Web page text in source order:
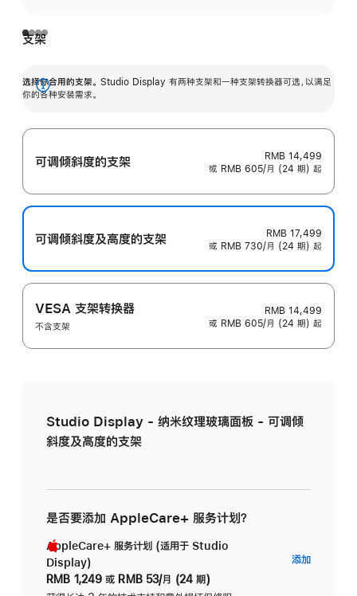
支架
选择你合用的支架。 Studio Display 有两种支架和一种支架转换器可选，以满足
你的各种安装需求。
展
可调倾斜度的支架
RMB 14,499
或 RMB 605/月 (24 期) 起
可调倾斜度及高‍度的支‍架
RMB 17,499
或 RMB 730/月 (24 期) 起
VESA 支架转换器
不含支架
RMB 14,499
或 RMB 605/月 (24 期) 起
Studio Display - 纳米纹理玻璃面板 - 可调倾
斜度及高度的支架
是否要添加 AppleCare+ 服务计划？
AppleCare+ 服务计划 (适用于 Studio
Display)
RMB 1,249 或 RMB 53/月 (24 期)
添加